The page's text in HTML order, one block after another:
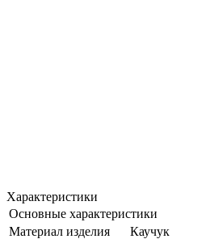
Характеристики
Основные характеристики
Материал изделия
Каучук